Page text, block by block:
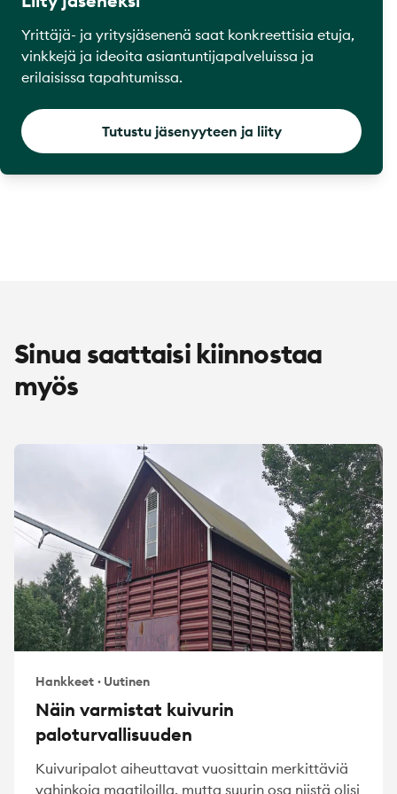
Yrittäjä- ja yritysjäsenenä saat konkreettisia etuja,
vinkkejä ja ideoita asiantuntijapalveluissa ja
erilaisissa tapahtumissa.
Tutustu jäsenyyteen ja liity
Sinua saattaisi kiinnostaa
myös
Hankkeet · Uutinen
Näin varmistat kuivurin
paloturvallisuuden
Kuivuripalot aiheuttavat vuosittain merkittäviä
vahinkoja maatiloilla, mutta suurin osa niistä olisi